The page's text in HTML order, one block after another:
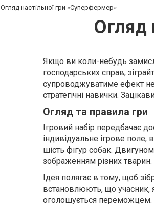
Огляд настільної гри «Суперфермер»
Огляд
Якщо ви коли-небудь
господарських справ,
супроводжуватиме ефект
стратегічні навички.
Огляд та правила гри
Ігровий набір передбачає
індивідуальне ігрове поле,
шість фігур собак.
зображенням різних
Ідея полягає в тому, щоб
встановлюють, що учасник,
оголошується переможцем.